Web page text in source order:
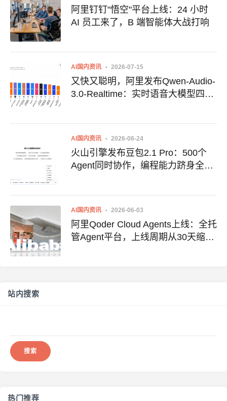
阿里钉钉"悟空"平台上线：24 小时
AI 员工来了，B 端智能体大战打响
AI国内资讯 2026-07-15
又快又聪明，阿里发布Qwen-Audio-
3.0-Realtime：实时语音大模型四项
AI国内资讯 2026-06-24
火山引擎发布豆包2.1 Pro：500个
Agent同时协作，编程能力跻身全球
AI国内资讯 2026-06-03
阿里Qoder Cloud Agents上线：全托
管Agent平台，上线周期从30天缩至
站内搜索
热门推荐